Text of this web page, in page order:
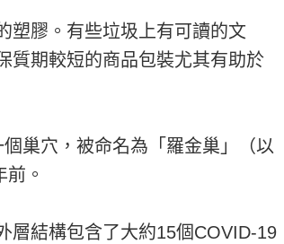
塑膠。有些垃圾上有可讀的文
質期較短的商品包裝尤其有助於
巢穴，被命名為「羅金巢」（以
。
層結構包含了大約15個COVID-19